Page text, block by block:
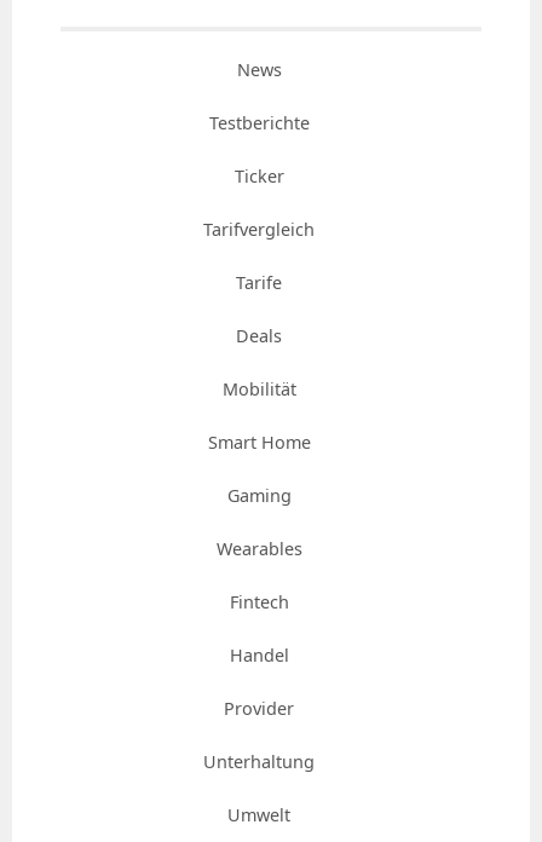
News
Testberichte
Ticker
Tarifvergleich
Tarife
Deals
Mobilität
Smart Home
Gaming
Wearables
Fintech
Handel
Provider
Unterhaltung
Umwelt